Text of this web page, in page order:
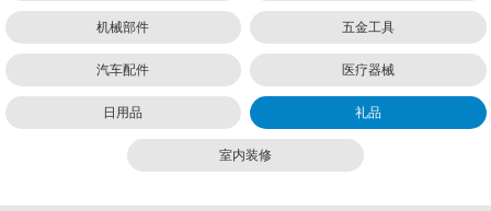
机械部件 五金工具
汽车配件 医疗器械
日用品 礼品
室内装修